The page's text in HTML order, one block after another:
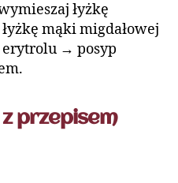
łyżkę
mąki migdałowej
erytrolu → posyp
przepisem